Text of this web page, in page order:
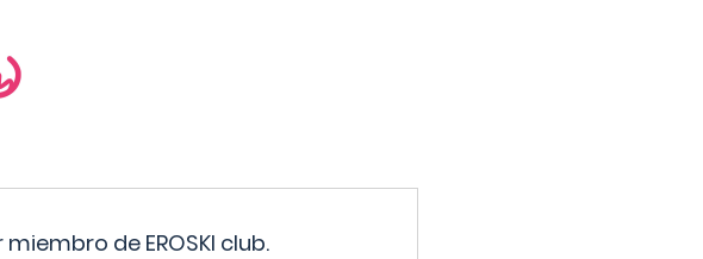
de EROSKI club.